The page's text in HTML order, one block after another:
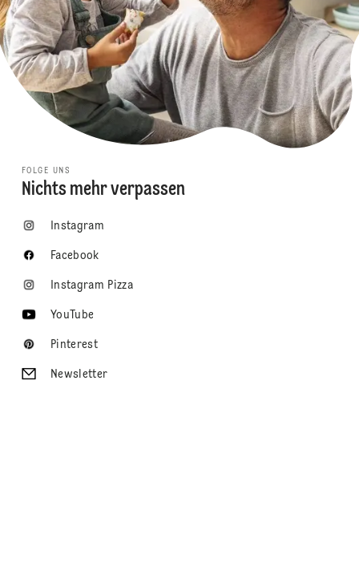
FOLGE UNS
Nichts mehr verpassen
Instagram
Facebook
Instagram Pizza
YouTube
Pinterest
Newsletter